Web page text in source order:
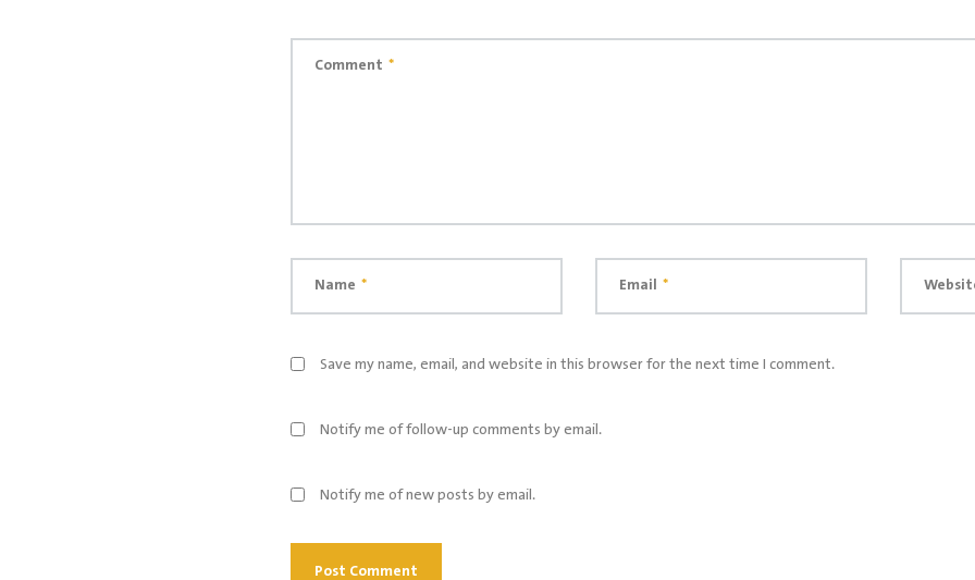
Comment *
Name * Email *
Save my name, email, and website in this browser for the next time I comment.
Notify me of follow-up comments by email.
Notify me of new posts by email.